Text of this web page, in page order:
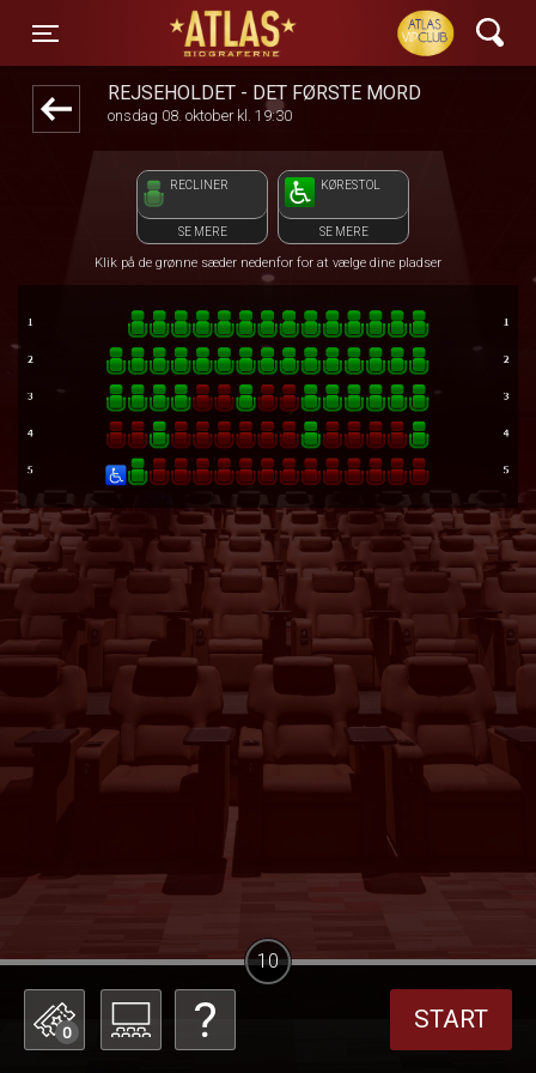
Toggle navigation
ATLAS Biograferne
REJSEHOLDET - DET FØRSTE MORD
onsdag 08. oktober kl. 19:30
RECLINER
SE MERE
KØRESTOL
SE MERE
Klik på de grønne sæder nedenfor for at vælge dine pladser
0 START
10
front05-temp 124235